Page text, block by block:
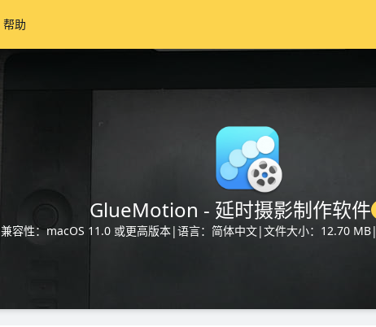
帮助
GlueMotion - 延时摄影制作软件
兼容性：macOS 11.0 或更高版本|语言：简体中文|文件大小：12.70 MB|